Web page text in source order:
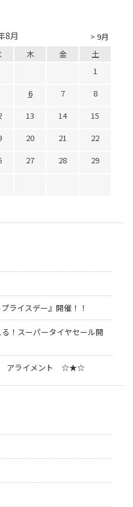
> 9月
8月
木 金
土
1
6 7
8
13 14
15
20 21
22
27 28
29
ライスデー』開催！！
！スーパータイヤセール開
ライメント ☆★☆